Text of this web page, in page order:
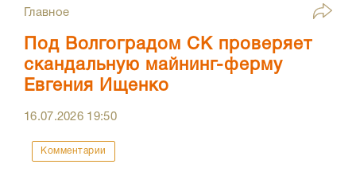
Главное
Под Волгоградом СК проверяет
скандальную майнинг-ферму
Евгения Ищенко
16.07.2026 19:50
Комментарии